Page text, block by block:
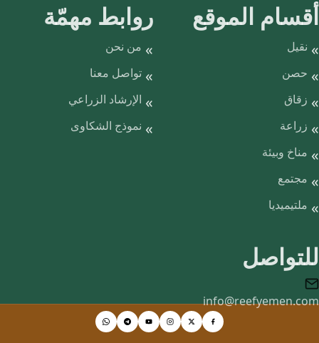
أقسام الموقع
نقيل
حصن
زقاق
زراعة
مناخ وبيئة
مجتمع
ملتيميديا
روابط مهمّة
من نحن
تواصل معنا
الإرشاد الزراعي
نموذج الشكاوى
للتواصل
info@reefyemen.com